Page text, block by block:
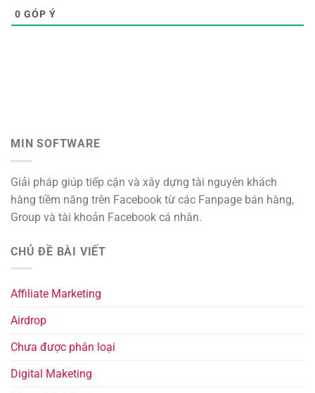
0 GÓP Ý
MIN SOFTWARE
Giải pháp giúp tiếp cận và xây dựng tài nguyên khách
hàng tiềm năng trên Facebook từ các Fanpage bán hàng,
Group và tài khoản Facebook cá nhân.
CHỦ ĐỀ BÀI VIẾT
Affiliate Marketing
Airdrop
Chưa được phân loại
Digital Maketing